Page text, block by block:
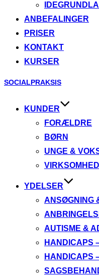
ANBEFALINGER
PRISER
KONTAKT
KURSER
Videre
indhold
SOCIALPRAKSIS
KUNDER
FORÆLDRE
BØRN
UNGE &
YDELSER
ANSØGNING
AUTISME &
HANDICAPS
HANDICAPS